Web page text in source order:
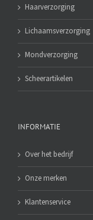
Haarverzorging
Lichaamsverzorging
Mondverzorging
Scheerartikelen
INFORMATIE
Over het bedrijf
Onze merken
Klantenservice